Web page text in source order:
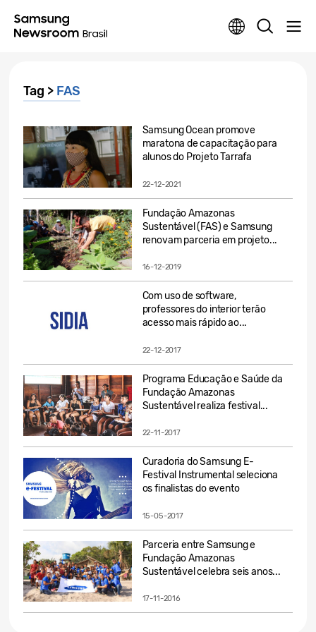
Tag > FAS
Samsung Ocean promove
maratona de capacitação para
alunos do Projeto Tarrafa
22-12-2021
Fundação Amazonas
Sustentável (FAS) e Samsung
renovam parceria em projeto...
16-12-2019
Com uso de software,
professores do interior terão
acesso mais rápido ao...
22-12-2017
Programa Educação e Saúde da
Fundação Amazonas
Sustentável realiza festival...
22-11-2017
Curadoria do Samsung E-
Festival Instrumental seleciona
os finalistas do evento
15-05-2017
Parceria entre Samsung e
Fundação Amazonas
Sustentável celebra seis anos...
17-11-2016